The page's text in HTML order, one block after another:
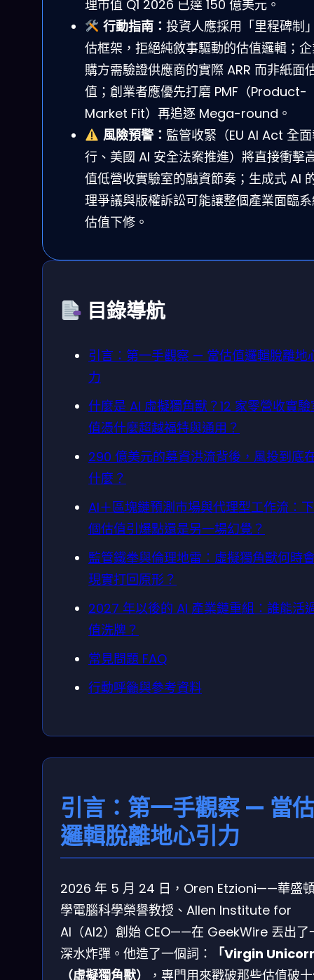
理市值 Q1 2026 已達 150 億美元。
行動指南： 投資人應採用「里程碑制
估框架，拒絕純敘事驅動的估值邏輯；
購方需驗證供應商的實際 ARR 而非紙面
值；創業者應優先打磨 PMF（Product-
Market Fit）再追逐 Mega-round。
風險預警： 監管收緊（EU AI Act 全
行、美國 AI 安全法案推進）將直接衝擊
值低營收實驗室的融資節奏；生成式 AI
理爭議與版權訴訟可能讓整個產業面臨
估值下修。
目錄導航
引言：第一手觀察 — 當估值邏輯脫離地
力
什麼是 AI 虛擬獨角獸？12 家零營收實
值憑什麼超越福特與通用？
290 億美元的募資洪流背後，風投到底
什麼？
AI＋區塊鏈預測市場與代理型工作流：
個估值引爆點還是另一場幻覺？
監管鐵拳與倫理地雷：虛擬獨角獸何時
現實打回原形？
2027 年以後的 AI 產業鏈重組：誰能活
值洗牌？
常見問題 FAQ
行動呼籲與參考資料
引言：第一手觀察 — 當
邏輯脫離地心引力
2026 年 5 月 24 日，Oren Etzioni——華盛
學電腦科學榮譽教授、Allen Institute for
AI（AI2）創始 CEO——在 GeekWire 丟出了
深水炸彈。他造了一個詞：
「Virgin
（虛擬獨角獸）
，專門用來戳破那些估值破